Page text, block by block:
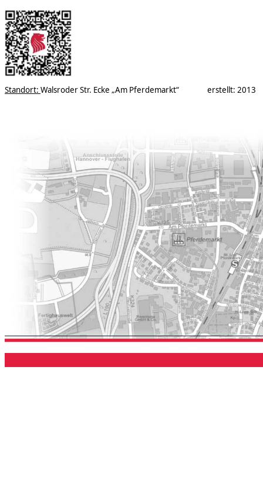
Standort: Walsroder Str. Ecke „Am Pferdemarkt“ erstellt: